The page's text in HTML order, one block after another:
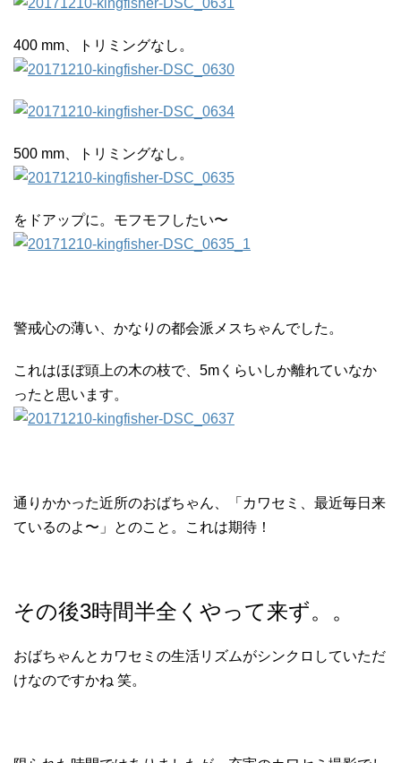
400 mm、トリミングなし。
500 mm、トリミングなし。
をドアップに。モフモフしたい〜
警戒心の薄い、かなりの都会派メスちゃんでした。
これはほぼ頭上の木の枝で、5mくらいしか離れていなか
ったと思います。
通りかかった近所のおばちゃん、「カワセミ、最近毎日来
ているのよ〜」とのこと。これは期待！
その後3時間半全くやって来ず。。
おばちゃんとカワセミの生活リズムがシンクロしていただ
けなのですかね 笑。